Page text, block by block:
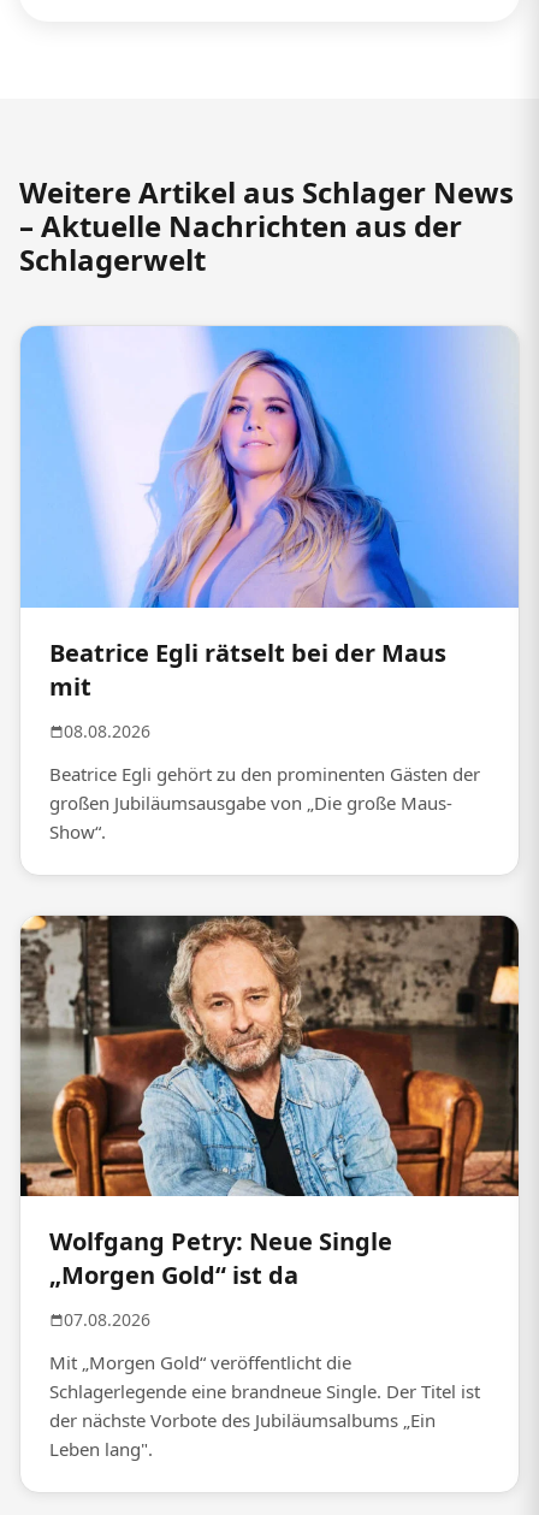
Weitere Artikel aus Schlager News
– Aktuelle Nachrichten aus der
Schlagerwelt
Beatrice Egli rätselt bei der Maus
mit
08.08.2026
Beatrice Egli gehört zu den prominenten Gästen der
großen Jubiläumsausgabe von „Die große Maus-
Show“.
Wolfgang Petry: Neue Single
„Morgen Gold“ ist da
07.08.2026
Mit „Morgen Gold“ veröffentlicht die
Schlagerlegende eine brandneue Single. Der Titel ist
der nächste Vorbote des Jubiläumsalbums „Ein
Leben lang".